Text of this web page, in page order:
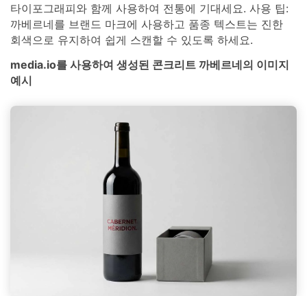
타이포그래피와 함께 사용하여 전통에 기대세요. 사용 팁:
까베르네를 브랜드 마크에 사용하고 품종 텍스트는 진한
회색으로 유지하여 쉽게 스캔할 수 있도록 하세요.
media.io를 사용하여 생성된 콘크리트 까베르네의 이미지
예시